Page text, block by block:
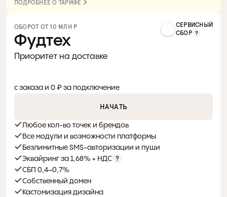
ПОДРОБНЕЕ О ТАРИФЕ
ОБОРОТ ОТ 10 МЛН Р
Фудтех
Приоритет на доставке
СЕРВИСНЫЙ
СБОР
с заказа и 0 ₽ за подключение
НАЧАТЬ
Любое кол-во точек и брендов
Все модули и возможности платформы
Безлимитные SMS-авторизации и пуши
Эквайринг за 1,68% + НДС
СБП 0,4–0,7%
Собственный домен
Кастомизация дизайна